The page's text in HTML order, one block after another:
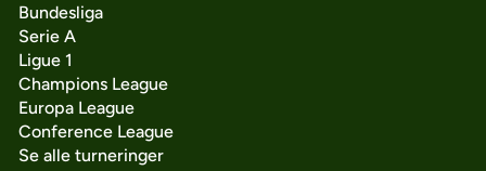
Bundesliga
Serie A
Ligue 1
Champions League
Europa League
Conference League
Se alle turneringer